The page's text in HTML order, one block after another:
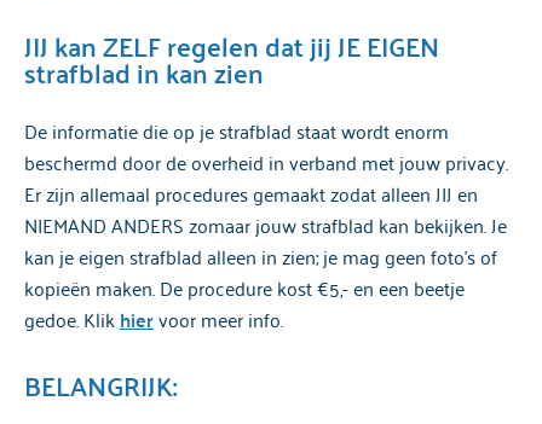
JIJ kan ZELF regelen dat jij JE EIGEN
strafblad in kan zien
De informatie die op je strafblad staat wordt enorm
beschermd door de overheid in verband met jouw privacy.
Er zijn allemaal procedures gemaakt zodat alleen JIJ en
NIEMAND ANDERS zomaar jouw strafblad kan bekijken. Je
kan je eigen strafblad alleen in zien; je mag geen foto’s of
kopieën maken. De procedure kost €5,- en een beetje
gedoe. Klikhiervoor meer info.
BELANGRIJK: